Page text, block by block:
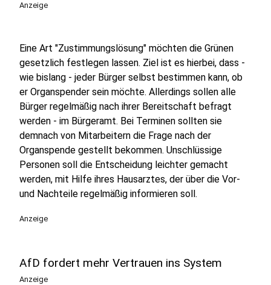
Anzeige
Eine Art "Zustimmungslösung" möchten die Grünen
gesetzlich festlegen lassen. Ziel ist es hierbei, dass -
wie bislang - jeder Bürger selbst bestimmen kann, ob
er Organspender sein möchte. Allerdings sollen alle
Bürger regelmäßig nach ihrer Bereitschaft befragt
werden - im Bürgeramt. Bei Terminen sollten sie
demnach von Mitarbeitern die Frage nach der
Organspende gestellt bekommen. Unschlüssige
Personen soll die Entscheidung leichter gemacht
werden, mit Hilfe ihres Hausarztes, der über die Vor-
und Nachteile regelmäßig informieren soll.
Anzeige
AfD fordert mehr Vertrauen ins System
Anzeige